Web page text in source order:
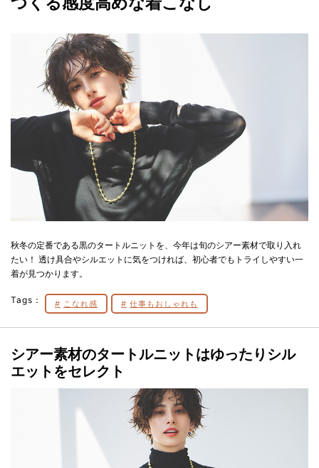
秋冬の定番である黒のタートルニットを、今年は旬のシアー素材で取り入れ
たい！ 透け具合やシルエットに気をつければ、初心者でもトライしやすい一
着が見つかります。
Tags： こなれ感 仕事もおしゃれも
シアー素材のタートルニットはゆったりシル
エットをセレクト